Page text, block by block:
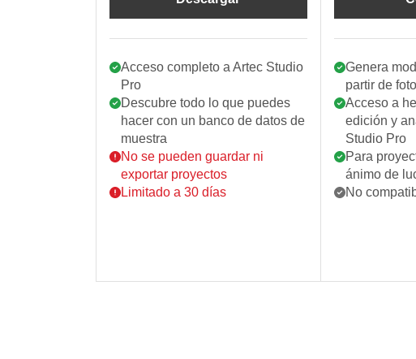
Acceso completo a Artec Studio
Pro
Descubre todo lo que puedes
hacer con un banco de datos de
muestra
No se pueden guardar ni
exportar proyectos
Limitado a 30 días
Genera
partir de
Acceso a
edición y
Studio Pro
Para
ánimo de
No